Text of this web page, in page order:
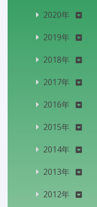
2020年
2019年
2018年
2017年
2016年
2015年
2014年
2013年
2012年